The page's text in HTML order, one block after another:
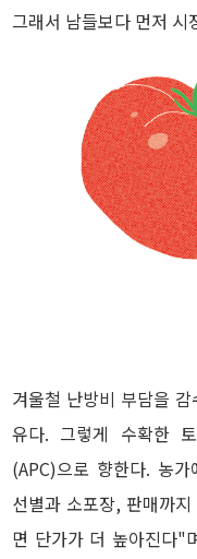
그래서 남들보다 먼저 시
겨울철 난방비 부담을
유다. 그렇게 수확한
(APC)으로 향한다. 농
선별과 소포장, 판매까
면 단가가 더 높아진다"